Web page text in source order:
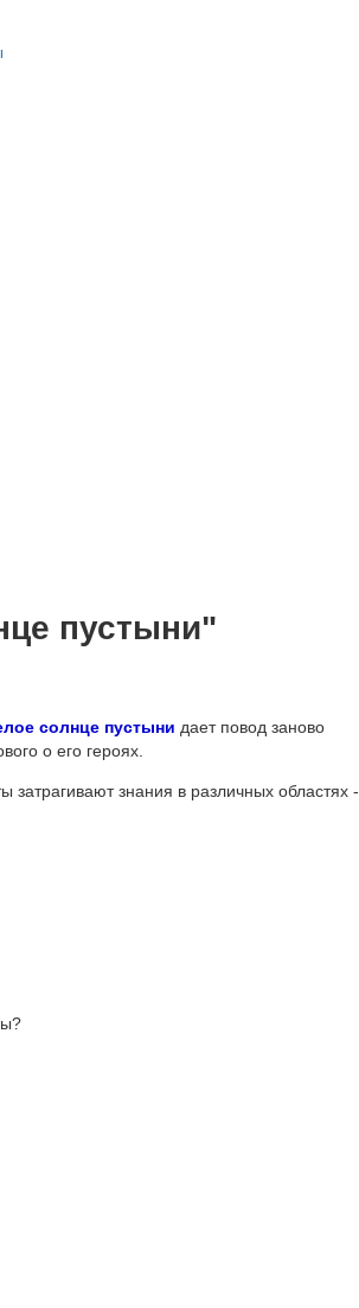
пустыни"
солнце пустыни дает повод заново
о его героях.
затрагивают знания в различных областях -